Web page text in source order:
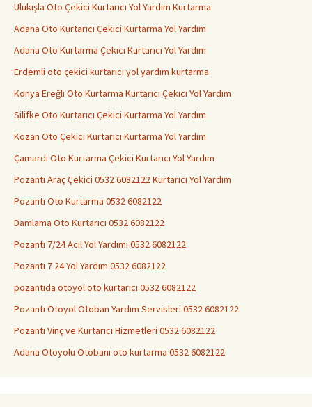
Ulukışla Oto Çekici Kurtarıcı Yol Yardım Kurtarma
Adana Oto Kurtarıcı Çekici Kurtarma Yol Yardım
Adana Oto Kurtarma Çekici Kurtarıcı Yol Yardım
Erdemli oto çekici kurtarıcı yol yardım kurtarma
Konya Ereğli Oto Kurtarma Kurtarıcı Çekici Yol Yardım
Silifke Oto Kurtarıcı Çekici Kurtarma Yol Yardım
Kozan Oto Çekici Kurtarıcı Kurtarma Yol Yardım
Çamardı Oto Kurtarma Çekici Kurtarıcı Yol Yardım
Pozantı Araç Çekici 0532 6082122 Kurtarıcı Yol Yardım
Pozantı Oto Kurtarma 0532 6082122
Damlama Oto Kurtarıcı 0532 6082122
Pozantı 7/24 Acil Yol Yardımı 0532 6082122
Pozantı 7 24 Yol Yardım 0532 6082122
pozantıda otoyol oto kurtarıcı 0532 6082122
Pozantı Otoyol Otoban Yardım Servisleri 0532 6082122
Pozantı Vinç ve Kurtarıcı Hizmetleri 0532 6082122
Adana Otoyolu Otobanı oto kurtarma 0532 6082122